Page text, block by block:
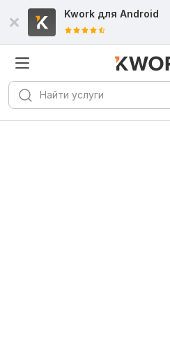
Kwork для Android